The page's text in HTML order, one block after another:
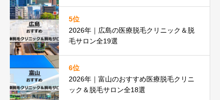
5位
2026年｜広島の医療脱毛クリニック＆脱
毛サロン全19選
6位
2026年｜富山のおすすめ医療脱毛クリニ
ック＆脱毛サロン全18選